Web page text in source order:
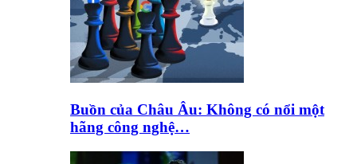
Buồn của Châu Âu: Không có nổi một
hãng công nghệ…